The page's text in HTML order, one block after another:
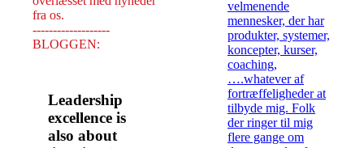
fra os.
-------------------
BLOGGEN:
Leadership
excellence is
also about
velmenende
mennesker, der har
produkter, systemer,
koncepter, kurser,
coaching,
….whatever af
fortræffeligheder at
tilbyde mig. Folk
der ringer til mig
flere gange om